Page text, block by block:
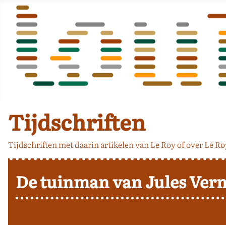
Tijdschriften
Tijdschriften met daarin artikelen van Le Roy of over Le
De tuinman van Jules